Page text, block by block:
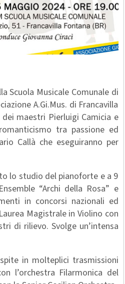
Scuola Musicale Comunale di
A.Gi.Mus. di Francavilla
maestri Pierluigi Camicia e
tra passione ed
Callà che eseguiranno per
lo studio del pianoforte e a 9
“Archi della Rosa” e
in concorsi nazionali ed
Magistrale in Violino con
di rilievo. Svolge un’intensa
in molteplici trasmissioni
l’orchestra Filarmonica del